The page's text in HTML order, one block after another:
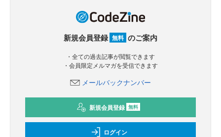
新規会員登録 無料 のご案内
・全ての過去記事が閲覧できます
・会員限定メルマガを受信できます
メールバックナンバー
新規会員登録 無料
ログイン